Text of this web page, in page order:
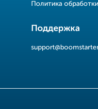
Политика
Поддержка